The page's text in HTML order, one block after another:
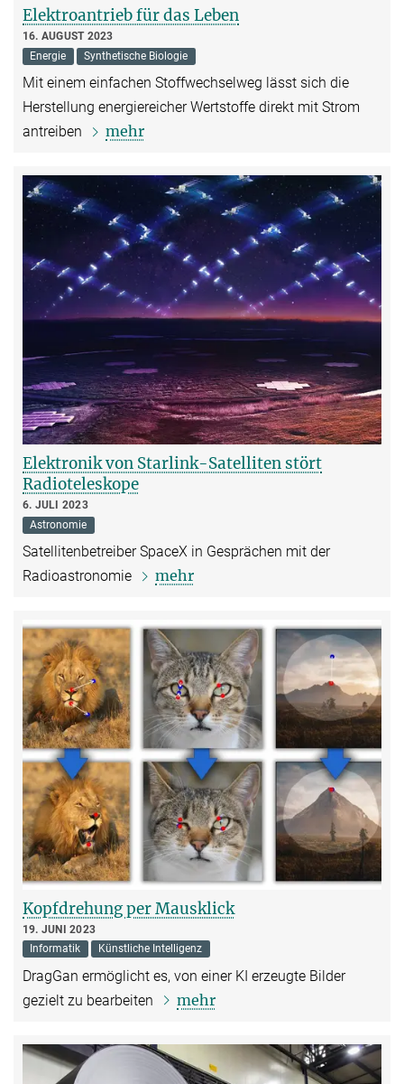
Elektroantrieb für das Leben
16. AUGUST 2023
Energie
Synthetische Biologie
Mit einem einfachen Stoffwechselweg lässt sich die
Herstellung energiereicher Wertstoffe direkt mit Strom
antreiben
mehr
Elektronik von Starlink-Satelliten stört
Radioteleskope
6. JULI 2023
Astronomie
Satellitenbetreiber SpaceX in Gesprächen mit der
Radioastronomie
mehr
Kopfdrehung per Mausklick
19. JUNI 2023
Informatik
Künstliche Intelligenz
DragGan ermöglicht es, von einer KI erzeugte Bilder
gezielt zu bearbeiten
mehr